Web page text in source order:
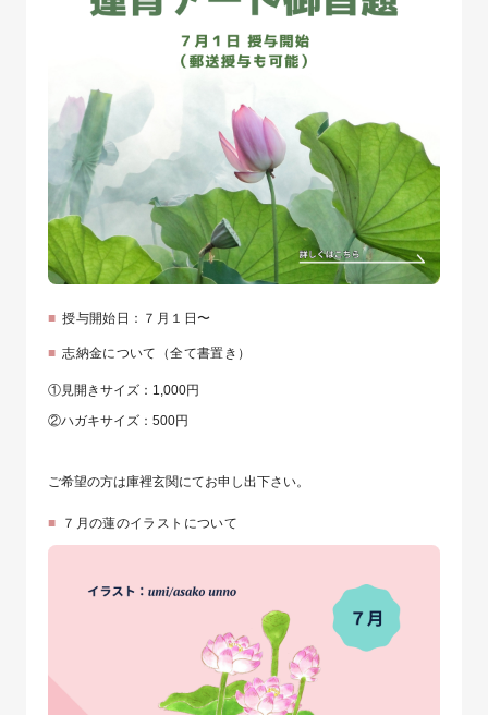
授与開始日：７月１日〜
志納金について（全て書置き）
①見開きサイズ：1,000円
②ハガキサイズ：500円
ご希望の方は庫裡玄関にてお申し出下さい。
７月の蓮のイラストについて